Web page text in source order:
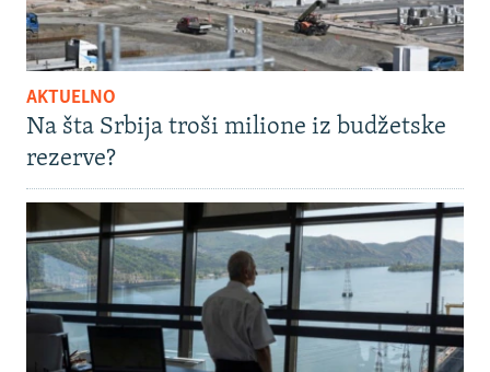
AKTUELNO
Na šta Srbija troši milione iz budžetske
rezerve?